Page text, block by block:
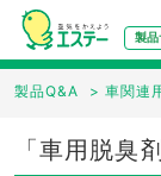
製品
製品Q&A > 車関連
「車用脱臭